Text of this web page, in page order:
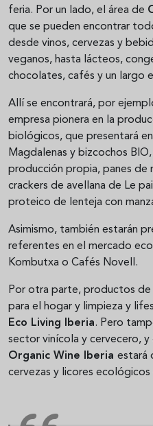
feria. Por un lado, el área de
que se pueden encontrar
desde vinos, cervezas y
veganos, hasta lácteos,
chocolates, cafés y un largo
Allí se encontrará, por
empresa pionera en la
biológicos, que presentará
Magdalenas y bizcochos
producción propia, panes
crackers de avellana de Le
proteico de lenteja con
Asimismo, también estarán
referentes en el mercado
Kombutxa o Cafés Novell.
Por otra parte, productos
para el hogar y limpieza y
Eco Living Iberia. Pero
sector vinícola y cervecero,
Organic Wine Iberia estará
cervezas y licores ecológicos